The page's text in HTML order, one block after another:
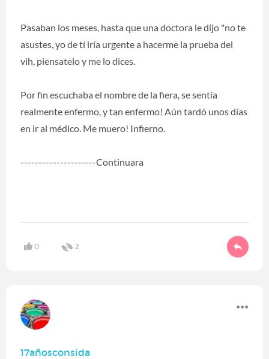
Pasaban los meses, hasta que una doctora le dijo "no te
asustes, yo de tí iría urgente a hacerme la prueba del
vih, piensatelo y me lo dices.
Por fin escuchaba el nombre de la fiera, se sentía
realmente enfermo, y tan enfermo! Aún tardó unos días
en ir al médico. Me muero! Infierno.
---------------------Continuara
0 2
17añosconsida